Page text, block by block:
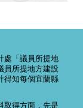
處「議員所提地
員所提地方建設
得知每個宜蘭縣
取得方面，先是